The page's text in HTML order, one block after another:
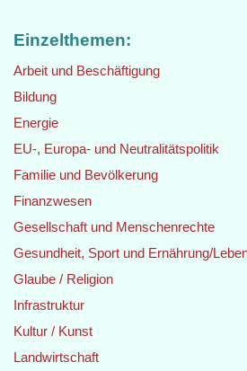
Einzelthemen:
Arbeit und Beschäftigung
Bildung
Energie
EU-, Europa- und Neutralitätspolitik
Familie und Bevölkerung
Finanzwesen
Gesellschaft und Menschenrechte
Gesundheit, Sport und Ernährung/
Glaube / Religion
Infrastruktur
Kultur / Kunst
Landwirtschaft